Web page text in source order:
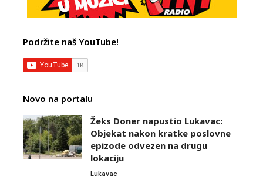
Podržite naš YouTube!
Novo na portalu
Žeks Doner napustio Lukavac:
Objekat nakon kratke poslovne
epizode odvezen na drugu
lokaciju
Lukavac